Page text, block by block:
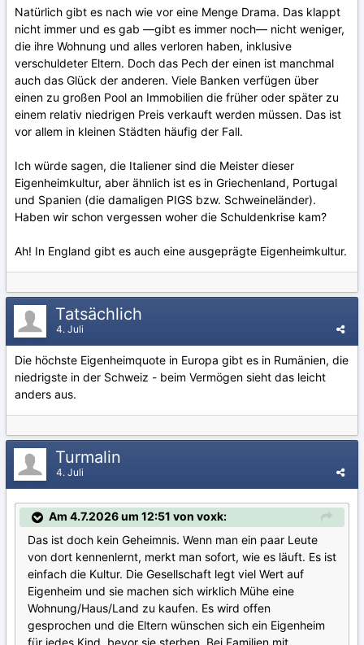
Natürlich gibt es nach wie vor eine Menge Drama. Das klappt
nicht immer und es gab —gibt es immer noch— nicht weniger,
die ihre Wohnung und alles verloren haben, inklusive
verschuldeter Eltern. Doch das Pech der einen ist manchmal
auch das Glück der anderen. Viele Banken verfügen über
einen zu großen Pool an Immobilien die früher oder später zu
einem relativ niedrigen Preis verkauft werden müssen. Das ist
vor allem in kleinen Städten häufig der Fall.
Ich würde sagen, die Italiener sind die Meister dieser
Eigenheimkultur, aber ähnlich ist es in Griechenland, Portugal
und Spanien (die damaligen PIGS bzw. Schweineländer).
Haben wir schon vergessen woher die Schuldenkrise kam?
Ah! In England gibt es auch eine ausgeprägte Eigenheimkultur.
Tatsächlich
4. Juli
Die höchste Eigenheimquote in Europa gibt es in Rumänien, die
niedrigste in der Schweiz - beim Vermögen sieht das leicht
anders aus.
Turmalin
4. Juli
Am 4.7.2026 um 12:51 von voxk:
Das ist doch kein Geheimnis. Wenn man ein paar Leute
von dort kennenlernt, merkt man sofort, wie es läuft. Es ist
einfach die Kultur. Die Gesellschaft legt viel Wert auf
Eigenheim und sie machen sich wirklich Mühe eine
Wohnung/Haus/Land zu kaufen. Es wird offen
gesprochen und die Eltern wünschen sich ein Eigenheim